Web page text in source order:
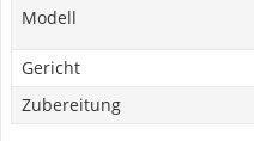
Modell
Gericht
Zubereitung